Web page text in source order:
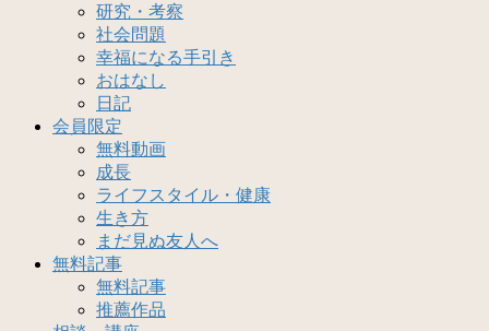
研究・考察
社会問題
幸福になる手引き
おはなし
日記
会員限定
無料動画
成長
ライフスタイル・健康
生き方
まだ見ぬ友人へ
無料記事
無料記事
推薦作品